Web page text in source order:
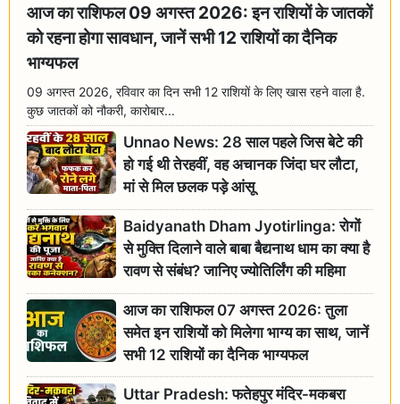
आज का राशिफल 09 अगस्त 2026: इन राशियों के जातकों
को रहना होगा सावधान, जानें सभी 12 राशियों का दैनिक
भाग्यफल
09 अगस्त 2026, रविवार का दिन सभी 12 राशियों के लिए खास रहने वाला है.
कुछ जातकों को नौकरी, कारोबार...
Unnao News: 28 साल पहले जिस बेटे की
हो गई थी तेरहवीं, वह अचानक जिंदा घर लौटा,
मां से मिल छलक पड़े आंसू
Baidyanath Dham Jyotirlinga: रोगों
से मुक्ति दिलाने वाले बाबा बैद्यनाथ धाम का क्या है
रावण से संबंध? जानिए ज्योतिर्लिंग की महिमा
आज का राशिफल 07 अगस्त 2026: तुला
समेत इन राशियों को मिलेगा भाग्य का साथ, जानें
सभी 12 राशियों का दैनिक भाग्यफल
Uttar Pradesh: फतेहपुर मंदिर-मकबरा